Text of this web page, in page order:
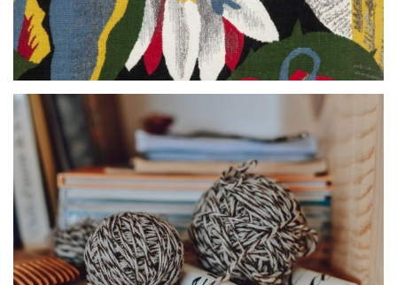
Hochebec et Boute-Chiens